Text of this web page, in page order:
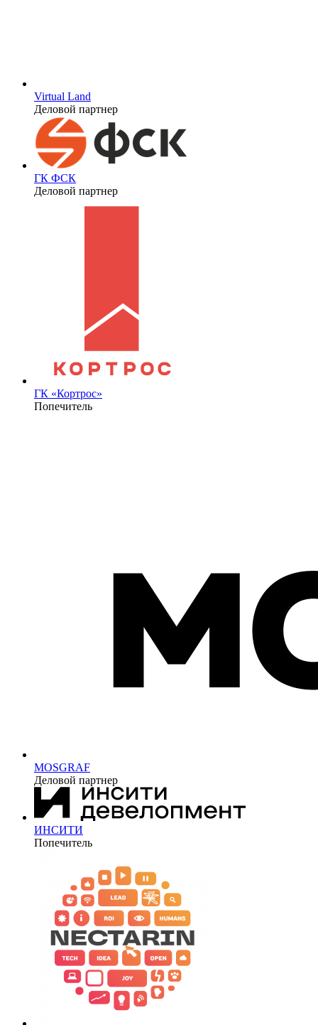
Virtual Land
Деловой партнер
ГК ФСК
Деловой партнер
ГК «Кортрос»
Попечитель
MOSGRAF
Деловой партнер
ИНСИТИ
Попечитель